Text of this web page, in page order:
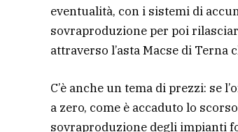
eventualità, con i sistemi di
sovraproduzione per poi
attraverso l’asta Macse di Terna
C’è anche un tema di prezzi: se
a zero, come è accaduto lo
sovraproduzione degli impianti